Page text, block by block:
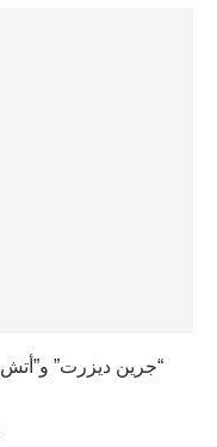
“جرين ديزرت”